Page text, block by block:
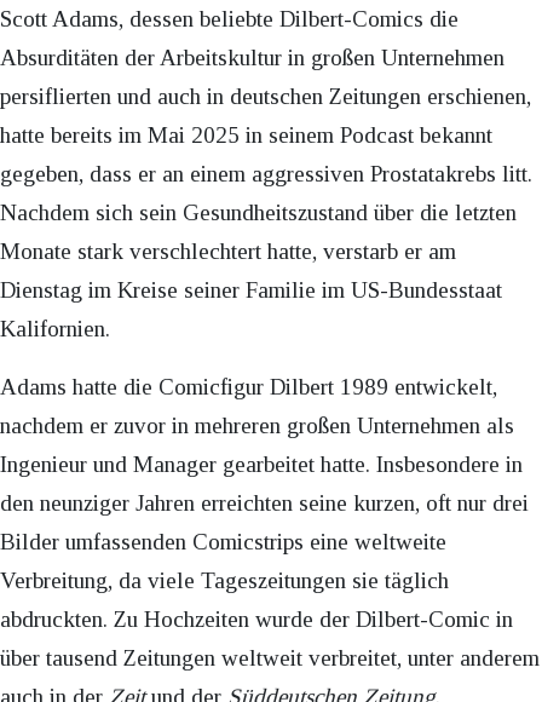
Scott Adams, dessen beliebte Dilbert-Comics die
Absurditäten der Arbeitskultur in großen Unternehmen
persiflierten und auch in deutschen Zeitungen erschienen,
hatte bereits im Mai 2025 in seinem Podcast bekannt
gegeben, dass er an einem aggressiven Prostatakrebs litt.
Nachdem sich sein Gesundheitszustand über die letzten
Monate stark verschlechtert hatte, verstarb er am
Dienstag im Kreise seiner Familie im US-Bundesstaat
Kalifornien.
Adams hatte die Comicfigur Dilbert 1989 entwickelt,
nachdem er zuvor in mehreren großen Unternehmen als
Ingenieur und Manager gearbeitet hatte. Insbesondere in
den neunziger Jahren erreichten seine kurzen, oft nur drei
Bilder umfassenden Comicstrips eine weltweite
Verbreitung, da viele Tageszeitungen sie täglich
abdruckten. Zu Hochzeiten wurde der Dilbert-Comic in
über tausend Zeitungen weltweit verbreitet, unter anderem
auch in der Zeitund der Süddeutschen Zeitung.